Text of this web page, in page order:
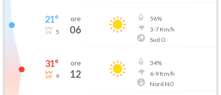
21°
5
ore
06
56%
3-7Km/h
Sud O
31°
9
ore
12
34%
6-9Km/h
Nord NO